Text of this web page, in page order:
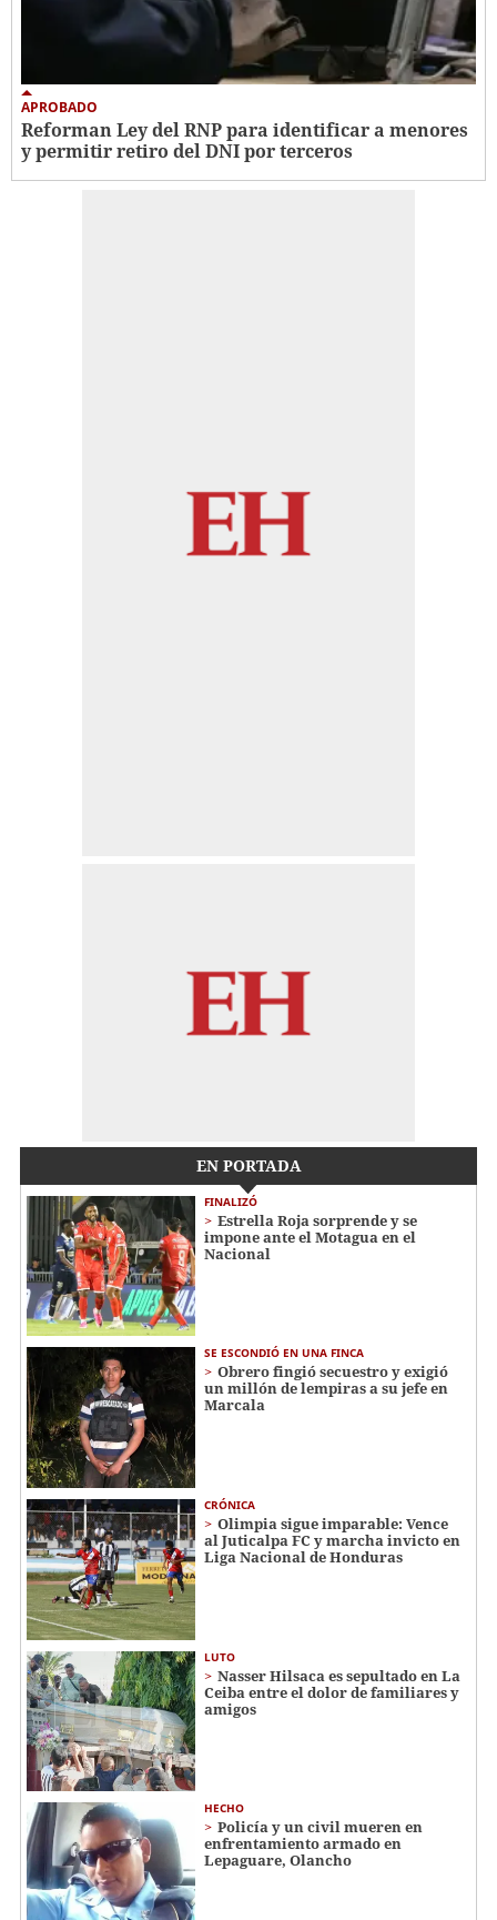
APROBADO
Reforman Ley del RNP para identificar a menores
y permitir retiro del DNI por terceros
EN PORTADA
FINALIZÓ
Estrella Roja sorprende y se
impone ante el Motagua en el
Nacional
SE ESCONDIÓ EN UNA FINCA
Obrero fingió secuestro y exigió
un millón de lempiras a su jefe en
Marcala
CRÓNICA
Olimpia sigue imparable: Vence
al Juticalpa FC y marcha invicto en
Liga Nacional de Honduras
LUTO
Nasser Hilsaca es sepultado en La
Ceiba entre el dolor de familiares y
amigos
HECHO
Policía y un civil mueren en
enfrentamiento armado en
Lepaguare, Olancho